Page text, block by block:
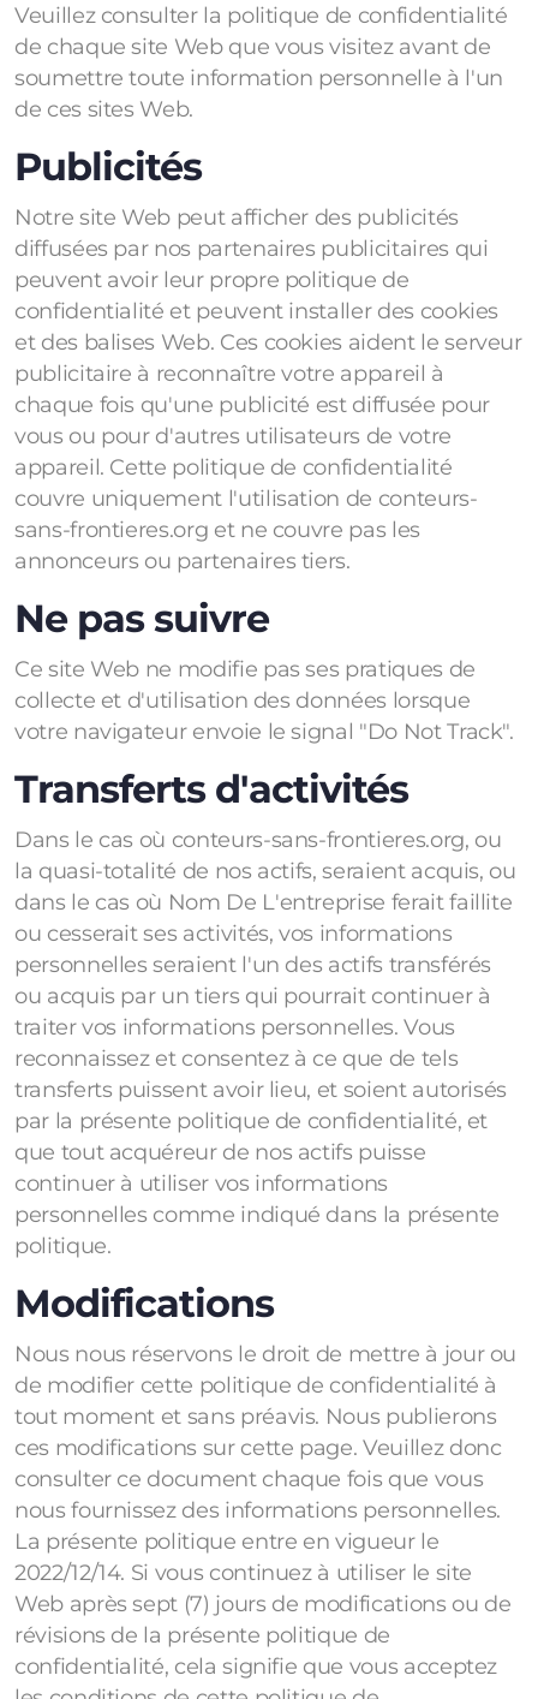
Veuillez consulter la politique de confidentialité
de chaque site Web que vous visitez avant de
soumettre toute information personnelle à l'un
de ces sites Web.
Publicités
Notre site Web peut afficher des publicités
diffusées par nos partenaires publicitaires qui
peuvent avoir leur propre politique de
confidentialité et peuvent installer des cookies
et des balises Web. Ces cookies aident le serveur
publicitaire à reconnaître votre appareil à
chaque fois qu'une publicité est diffusée pour
vous ou pour d'autres utilisateurs de votre
appareil. Cette politique de confidentialité
couvre uniquement l'utilisation de conteurs-
sans-frontieres.org et ne couvre pas les
annonceurs ou partenaires tiers.
Ne pas suivre
Ce site Web ne modifie pas ses pratiques de
collecte et d'utilisation des données lorsque
votre navigateur envoie le signal "Do Not Track".
Transferts d'activités
Dans le cas où conteurs-sans-frontieres.org, ou
la quasi-totalité de nos actifs, seraient acquis, ou
dans le cas où Nom De L'entreprise ferait faillite
ou cesserait ses activités, vos informations
personnelles seraient l'un des actifs transférés
ou acquis par un tiers qui pourrait continuer à
traiter vos informations personnelles. Vous
reconnaissez et consentez à ce que de tels
transferts puissent avoir lieu, et soient autorisés
par la présente politique de confidentialité, et
que tout acquéreur de nos actifs puisse
continuer à utiliser vos informations
personnelles comme indiqué dans la présente
politique.
Modifications
Nous nous réservons le droit de mettre à jour ou
de modifier cette politique de confidentialité à
tout moment et sans préavis. Nous publierons
ces modifications sur cette page. Veuillez donc
consulter ce document chaque fois que vous
nous fournissez des informations personnelles.
La présente politique entre en vigueur le
2022/12/14. Si vous continuez à utiliser le site
Web après sept (7) jours de modifications ou de
révisions de la présente politique de
confidentialité, cela signifie que vous acceptez